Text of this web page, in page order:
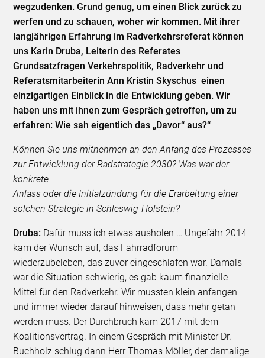
wegzudenken. Grund genug, um einen Blick zurück zu
werfen und zu schauen, woher wir kommen. Mit ihrer
langjährigen Erfahrung im Radverkehrsreferat können
uns Karin Druba, Leiterin des Referates
Grundsatzfragen Verkehrspolitik, Radverkehr und
Referatsmitarbeiterin Ann Kristin Skyschus einen
einzigartigen Einblick in die Entwicklung geben. Wir
haben uns mit ihnen zum Gespräch getroffen, um zu
erfahren: Wie sah eigentlich das „Davor“ aus?“
Können Sie uns mitnehmen an den Anfang des Prozesses
zur Entwicklung der Radstrategie 2030? Was war der
konkrete
Anlass oder die Initialzündung für die Erarbeitung einer
solchen Strategie in Schleswig-Holstein?
Druba: Dafür muss ich etwas ausholen … Ungefähr 2014
kam der Wunsch auf, das Fahrradforum
wiederzubeleben, das zuvor eingeschlafen war. Damals
war die Situation schwierig, es gab kaum finanzielle
Mittel für den Radverkehr. Wir mussten klein anfangen
und immer wieder darauf hinweisen, dass mehr getan
werden muss. Der Durchbruch kam 2017 mit dem
Koalitionsvertrag. In einem Gespräch mit Minister Dr.
Buchholz schlug dann Herr Thomas Möller, der damalige